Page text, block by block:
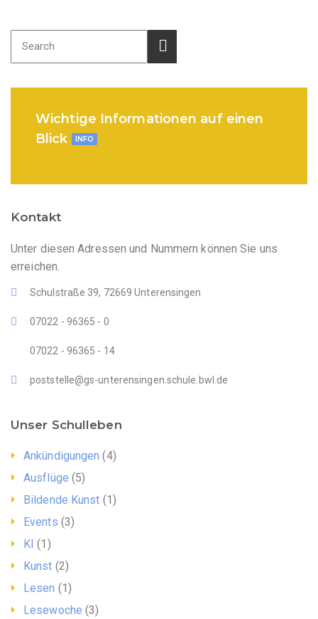
Wichtige Informationen auf einen
Blick
INFO
Kontakt
Unter diesen Adressen und Nummern können Sie uns
erreichen.
Schulstraße 39, 72669 Unterensingen
07022 - 96365 - 0
07022 - 96365 - 14
poststelle@gs-unterensingen.schule.bwl.de
Unser Schulleben
Ankündigungen (4)
Ausflüge (5)
Bildende Kunst (1)
Events (3)
KI (1)
Kunst (2)
Lesen (1)
Lesewoche (3)